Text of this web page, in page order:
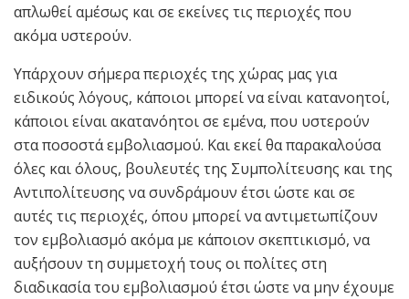
απλωθεί αμέσως και σε εκείνες τις περιοχές που
ακόμα υστερούν.
Υπάρχουν σήμερα περιοχές της χώρας μας για
ειδικούς λόγους, κάποιοι μπορεί να είναι κατανοητοί,
κάποιοι είναι ακατανόητοι σε εμένα, που υστερούν
στα ποσοστά εμβολιασμού. Και εκεί θα παρακαλούσα
όλες και όλους, βουλευτές της Συμπολίτευσης και της
Αντιπολίτευσης να συνδράμουν έτσι ώστε και σε
αυτές τις περιοχές, όπου μπορεί να αντιμετωπίζουν
τον εμβολιασμό ακόμα με κάποιον σκεπτικισμό, να
αυξήσουν τη συμμετοχή τους οι πολίτες στη
διαδικασία του εμβολιασμού έτσι ώστε να μην έχουμε